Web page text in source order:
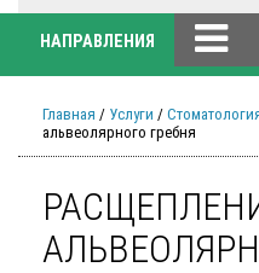
НАПРАВЛЕНИЯ
Главная / Услуги /
альвеолярного гребня